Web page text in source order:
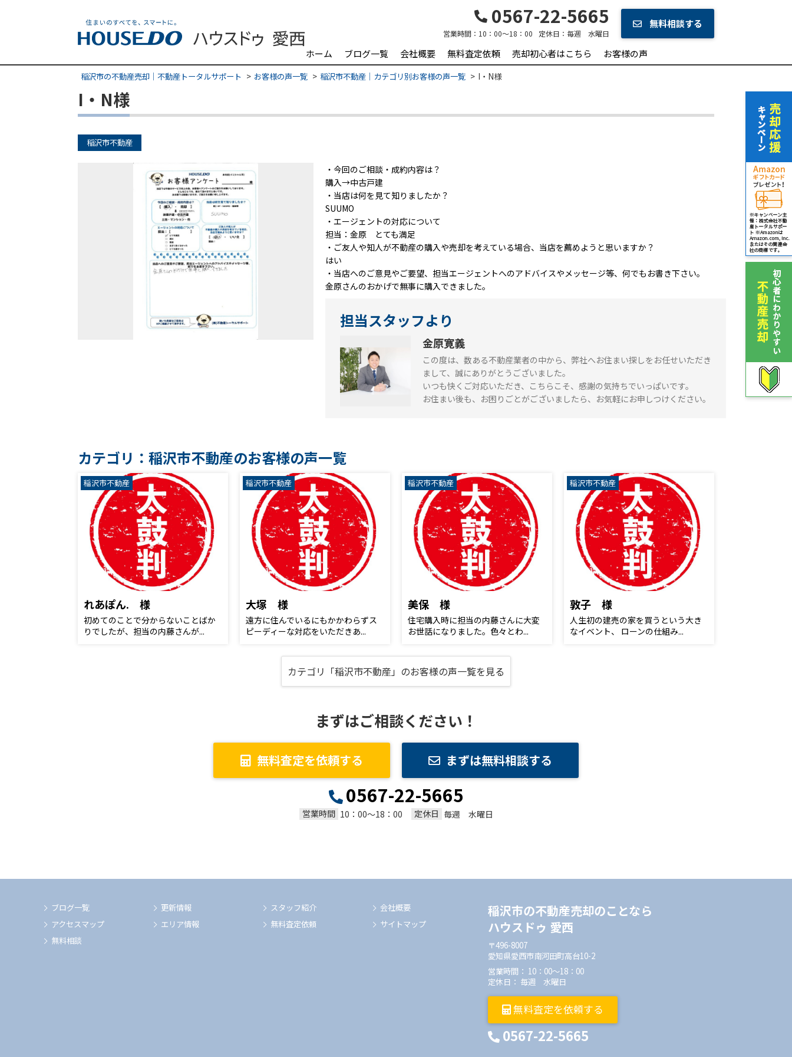
0567-22-5665
営業時間： 10：00～18：00 定休日： 毎週 水曜日
無料相談する
ホーム ブログ一覧 会社概要 無料査定依頼 売却初心者はこちら お客様の声
稲沢市の不動産売却｜不動産トータルサポート お客様の声一覧 稲沢市不動産｜カテゴリ別お客様の声一覧 I・N様
I・N様
稲沢市不動産
・今回のご相談・成約内容は？
購入→中古戸建
・当店は何を見て知りましたか？
SUUMO
・エージェントの対応について
担当：金原 とても満足
・ご友人や知人が不動産の購入や売却を考えている場合、当店を薦めようと思いますか？
はい
・当店へのご意見やご要望、担当エージェントへのアドバイスやメッセージ等、何でもお書き下さい。
金原さんのおかげで無事に購入できました。
担当スタッフより
金原寛義
この度は、数ある不動産業者の中から、弊社へお住まい探しをお任せいただき
まして、誠にありがとうございました。
いつも快くご対応いただき、こちらこそ、感謝の気持ちでいっぱいです。
お住まい後も、お困りごとがございましたら、お気軽にお申しつけください。
カテゴリ：稲沢市不動産のお客様の声一覧
稲沢市不動産
れあぽん. 様
初めてのことで分からないことばか
りでしたが、担当の内藤さんが...
稲沢市不動産
大塚 様
遠方に住んでいるにもかかわらずス
ピーディーな対応をいただきあ...
稲沢市不動産
美保 様
住宅購入時に担当の内藤さんに大変
お世話になりました。色々とわ...
稲沢市不動産
敦子 様
人生初の建売の家を買うという大き
なイベント、 ローンの仕組み...
カテゴリ「稲沢市不動産」のお客様の声一覧を見る
まずはご相談ください！
無料査定を依頼する まずは無料相談する
0567-22-5665
営業時間 10：00～18：00 定休日 毎週 水曜日
ブログ一覧
アクセスマップ
無料相談
更新情報
エリア情報
スタッフ紹介
無料査定依頼
会社概要
サイトマップ
稲沢市の不動産売却のことなら
ハウスドゥ 愛西
〒496-8007
愛知県愛西市南河田町高台10-2
営業時間： 10：00～18：00
定休日： 毎週 水曜日
無料査定を依頼する
0567-22-5665